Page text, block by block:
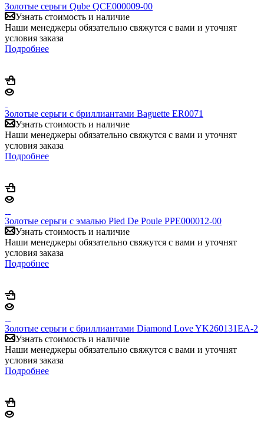
Золотые серьги Qube QCE000009-00
Узнать стоимость и наличие
Наши менеджеры обязательно свяжутся с вами и уточнят
условия заказа
Подробнее
Золотые серьги с бриллиантами Baguette ER0071
Узнать стоимость и наличие
Наши менеджеры обязательно свяжутся с вами и уточнят
условия заказа
Подробнее
Золотые серьги с эмалью Pied De Poule PPE000012-00
Узнать стоимость и наличие
Наши менеджеры обязательно свяжутся с вами и уточнят
условия заказа
Подробнее
Золотые серьги с бриллиантами Diamond Love YK260131EA-2
Узнать стоимость и наличие
Наши менеджеры обязательно свяжутся с вами и уточнят
условия заказа
Подробнее